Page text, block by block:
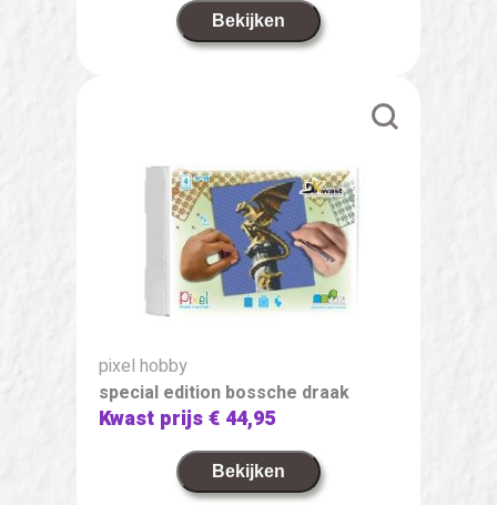
Bekijken
pixel hobby
special edition bossche draak
Kwast prijs€ 44,95
Bekijken